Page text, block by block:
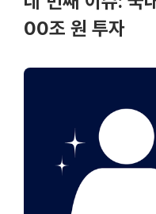
00조 원 투자